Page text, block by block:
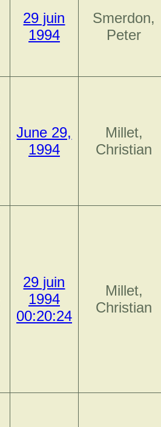
29 juin
1994
Smerdon,
Peter
June 29,
1994
Millet,
Christian
29 juin
1994
00:20:24
Millet,
Christian